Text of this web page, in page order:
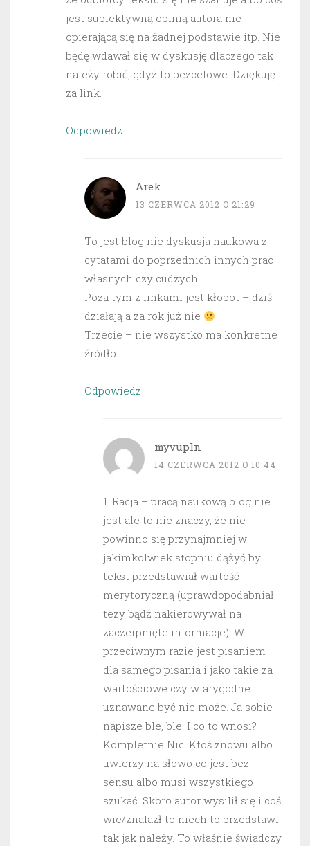
jest subiektywną opinią autora nie
opierającą się na żadnej podstawie itp. Nie
będę wdawał się w dyskusję dlaczego tak
należy robić, gdyż to bezcelowe. Dziękuję
za link.
Odpowiedz
Arek
13 CZERWCA 2012 O 21:29
To jest blog nie dyskusja naukowa z
cytatami do poprzednich innych prac
własnych czy cudzych.
Poza tym z linkami jest kłopot – dziś
działają a za rok już nie
Trzecie – nie wszystko ma konkretne
źródło.
Odpowiedz
myvupln
14 CZERWCA 2012 O 10:44
1. Racja – pracą naukową blog nie
jest ale to nie znaczy, że nie
powinno się przynajmniej w
jakimkolwiek stopniu dążyć by
tekst przedstawiał wartość
merytoryczną (uprawdopodabniał
tezy bądź nakierowywał na
zaczerpnięte informacje). W
przeciwnym razie jest pisaniem
dla samego pisania i jako takie za
wartościowe czy wiarygodne
uznawane być nie może. Ja sobie
napisze ble, ble. I co to wnosi?
Kompletnie Nic. Ktoś znowu albo
uwierzy na słowo co jest bez
sensu albo musi wszystkiego
szukać. Skoro autor wysilił się i coś
wie/znalazł to niech to przedstawi
tak jak należy. To właśnie świadczy